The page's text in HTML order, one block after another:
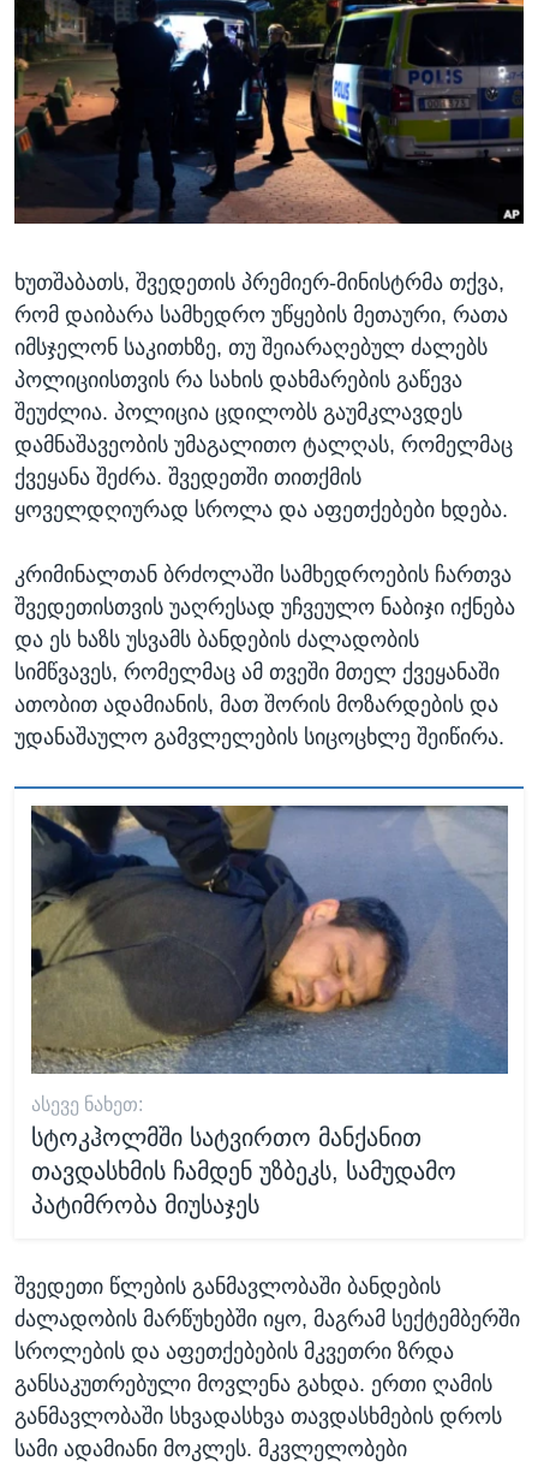
ᲡᲢᲣᲓᲘᲐ ᲕᲐᲨᲘᲜᲒᲢᲝᲜᲘ
ᲔᲙᲝᲜᲝᲛᲘᲙᲐ
ᲯᲐᲜᲛᲠᲗᲔᲚᲝᲑᲐ
ᲛᲔᲪᲜᲘᲔᲠᲔᲑᲐ
ᲘᲜᲢᲔᲠᲕᲘᲣ
ᲙᲣᲚᲢᲣᲠᲐ
ᲓᲔᲖᲘᲜᲤᲝᲠᲛᲐᲪᲘᲐ
Learning English
ᲗᲕᲐᲚᲘ ᲒᲕᲐᲓᲔᲕᲜᲔᲗ
ენები
ხუთშაბათს, შვედეთის პრემიერ-მინისტრმა თქვა,
რომ დაიბარა სამხედრო უწყების მეთაური, რათა
იმსჯელონ საკითხზე, თუ შეიარაღებულ ძალებს
პოლიციისთვის რა სახის დახმარების გაწევა
შეუძლია. პოლიცია ცდილობს გაუმკლავდეს
დამნაშავეობის უმაგალითო ტალღას, რომელმაც
ქვეყანა შეძრა. შვედეთში თითქმის
ყოველდღიურად სროლა და აფეთქებები ხდება.
კრიმინალთან ბრძოლაში სამხედროების ჩართვა
შვედეთისთვის უაღრესად უჩვეულო ნაბიჯი იქნება
და ეს ხაზს უსვამს ბანდების ძალადობის
სიმწვავეს, რომელმაც ამ თვეში მთელ ქვეყანაში
ათობით ადამიანის, მათ შორის მოზარდების და
უდანაშაულო გამვლელების სიცოცხლე შეიწირა.
ᲐᲡᲔᲕᲔ ᲜᲐᲮᲔᲗ:
სტოკჰოლმში სატვირთო მანქანით
თავდასხმის ჩამდენ უზბეკს, სამუდამო
პატიმრობა მიუსაჯეს
შვედეთი წლების განმავლობაში ბანდების
ძალადობის მარწუხებში იყო, მაგრამ სექტემბერში
სროლების და აფეთქებების მკვეთრი ზრდა
განსაკუთრებული მოვლენა გახდა. ერთი ღამის
განმავლობაში სხვადასხვა თავდასხმების დროს
სამი ადამიანი მოკლეს. მკვლელობები